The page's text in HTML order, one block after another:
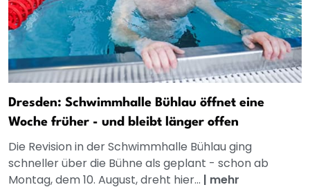
Dresden: Schwimmhalle Bühlau öffnet eine
Woche früher - und bleibt länger offen
Die Revision in der Schwimmhalle Bühlau ging
schneller über die Bühne als geplant - schon ab
Montag, dem 10. August, dreht hier... | mehr